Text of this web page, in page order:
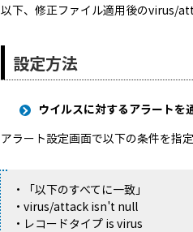
以下、修正ファイル適用後のvirus/
設定方法
ウイルスに対するアラートを
アラート設定画面で以下の条件を指定
・「以下のすべてに一致」
・virus/attack isn't null
・レコードタイプ is virus